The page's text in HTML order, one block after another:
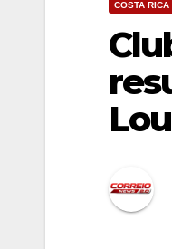
COSTA RICA